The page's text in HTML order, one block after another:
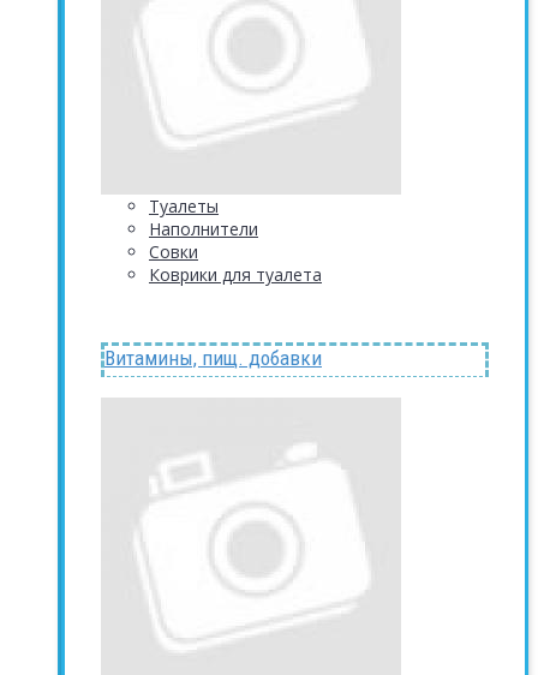
Туалеты
Наполнители
Совки
Коврики для туалета
Витамины, пищ. добавки